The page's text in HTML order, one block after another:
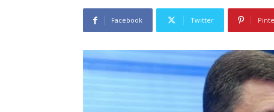
Facebook Twitter